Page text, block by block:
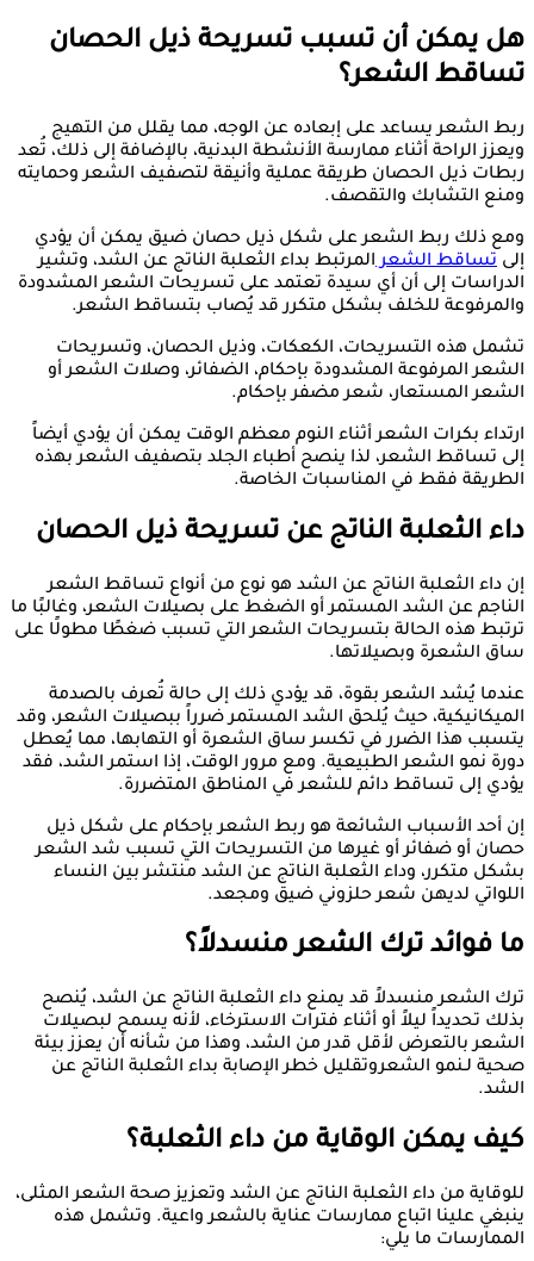
هل يمكن أن تسبب تسريحة ذيل الحصان
تساقط الشعر؟
ربط الشعر يساعد على إبعاده عن الوجه، مما يقلل من التهيج
ويعزز الراحة أثناء ممارسة الأنشطة البدنية، بالإضافة إلى ذلك، تُعد
ربطات ذيل الحصان طريقة عملية وأنيقة لتصفيف الشعر وحمايته
ومنع التشابك والتقصف.
ومع ذلك ربط الشعر على شكل ذيل حصان ضيق يمكن أن يؤدي
إلى تساقط الشعرالمرتبط بداء الثعلبة الناتج عن الشد، وتشير
الدراسات إلى أن أي سيدة تعتمد على تسريحات الشعر المشدودة
والمرفوعة للخلف بشكل متكرر قد يُصاب بتساقط الشعر.
تشمل هذه التسريحات، الكعكات، وذيل الحصان، وتسريحات
الشعر المرفوعة المشدودة بإحكام، الضفائر، وصلات الشعر أو
الشعر المستعار، شعر مضفر بإحكام.
ارتداء بكرات الشعر أثناء النوم معظم الوقت يمكن أن يؤدي أيضاً
إلى تساقط الشعر، لذا ينصح أطباء الجلد بتصفيف الشعر بهذه
الطريقة فقط في المناسبات الخاصة.
داء الثعلبة الناتج عن تسريحة ذيل الحصان
إن داء الثعلبة الناتج عن الشد هو نوع من أنواع تساقط الشعر
الناجم عن الشد المستمر أو الضغط على بصيلات الشعر، وغالبًا ما
ترتبط هذه الحالة بتسريحات الشعر التي تسبب ضغطًا مطولًا على
ساق الشعرة وبصيلاتها.
عندما يُشد الشعر بقوة، قد يؤدي ذلك إلى حالة تُعرف بالصدمة
الميكانيكية، حيث يُلحق الشد المستمر ضرراً ببصيلات الشعر، وقد
يتسبب هذا الضرر في تكسر ساق الشعرة أو التهابها، مما يُعطل
دورة نمو الشعر الطبيعية. ومع مرور الوقت، إذا استمر الشد، فقد
يؤدي إلى تساقط دائم للشعر في المناطق المتضررة.
إن أحد الأسباب الشائعة هو ربط الشعر بإحكام على شكل ذيل
حصان أو ضفائر أو غيرها من التسريحات التي تسبب شد الشعر
بشكل متكرر، وداء الثعلبة الناتج عن الشد منتشر بين النساء
اللواتي لديهن شعر حلزوني ضيق ومجعد.
ما فوائد ترك الشعر منسدلاً؟
ترك الشعر منسدلاً قد يمنع داء الثعلبة الناتج عن الشد، يُنصح
بذلك تحديداً ليلاً أو أثناء فترات الاسترخاء، لأنه يسمح لبصيلات
الشعر بالتعرض لأقل قدر من الشد، وهذا من شأنه أن يعزز بيئة
صحية لـنمو الشعروتقليل خطر الإصابة بداء الثعلبة الناتج عن
الشد.
كيف يمكن الوقاية من داء الثعلبة؟
للوقاية من داء الثعلبة الناتج عن الشد وتعزيز صحة الشعر المثلى،
ينبغي علينا اتباع ممارسات عناية بالشعر واعية. وتشمل هذه
الممارسات ما يلي: